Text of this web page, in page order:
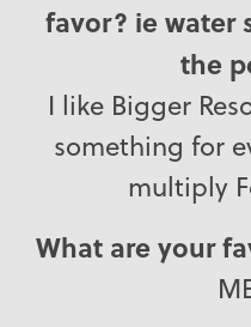
favor? ie water
the
I like Bigger
something for
multiply
What are your